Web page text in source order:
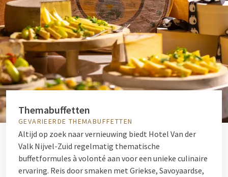
Themabuffetten
GEVARIEERDE THEMABUFFETTEN
Altijd op zoek naar vernieuwing biedt Hotel Van der
Valk Nijvel-Zuid regelmatig thematische
buffetformules à volonté aan voor een unieke culinaire
ervaring. Reis door smaken met Griekse, Savoyaardse,